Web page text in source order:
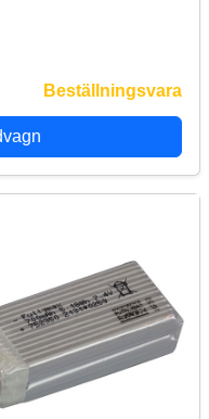
Beställningsvara